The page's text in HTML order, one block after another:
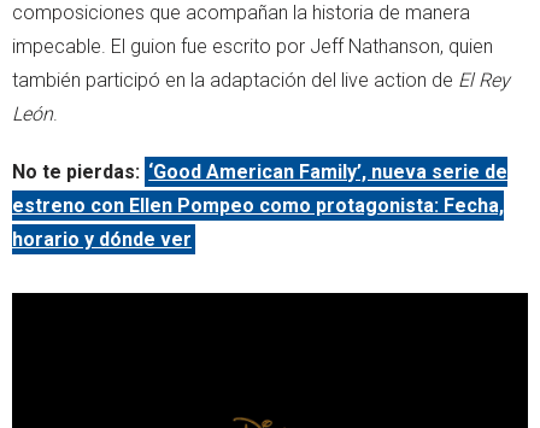
composiciones que acompañan la historia de manera
impecable. El guion fue escrito por Jeff Nathanson, quien
también participó en la adaptación del live action de El Rey
León.
No te pierdas: ‘Good American Family’, nueva serie de
estreno con Ellen Pompeo como protagonista: Fecha,
horario y dónde ver